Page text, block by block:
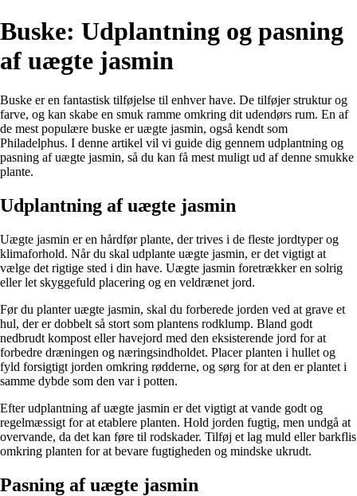
Buske: Udplantning og pasning
af uægte jasmin
Buske er en fantastisk tilføjelse til enhver have. De tilføjer struktur og
farve, og kan skabe en smuk ramme omkring dit udendørs rum. En af
de mest populære buske er uægte jasmin, også kendt som
Philadelphus. I denne artikel vil vi guide dig gennem udplantning og
pasning af uægte jasmin, så du kan få mest muligt ud af denne smukke
plante.
Udplantning af uægte jasmin
Uægte jasmin er en hårdfør plante, der trives i de fleste jordtyper og
klimaforhold. Når du skal udplante uægte jasmin, er det vigtigt at
vælge det rigtige sted i din have. Uægte jasmin foretrækker en solrig
eller let skyggefuld placering og en veldrænet jord.
Før du planter uægte jasmin, skal du forberede jorden ved at grave et
hul, der er dobbelt så stort som plantens rodklump. Bland godt
nedbrudt kompost eller havejord med den eksisterende jord for at
forbedre dræningen og næringsindholdet. Placer planten i hullet og
fyld forsigtigt jorden omkring rødderne, og sørg for at den er plantet i
samme dybde som den var i potten.
Efter udplantning af uægte jasmin er det vigtigt at vande godt og
regelmæssigt for at etablere planten. Hold jorden fugtig, men undgå at
overvande, da det kan føre til rodskader. Tilføj et lag muld eller barkflis
omkring planten for at bevare fugtigheden og mindske ukrudt.
Pasning af uægte jasmin